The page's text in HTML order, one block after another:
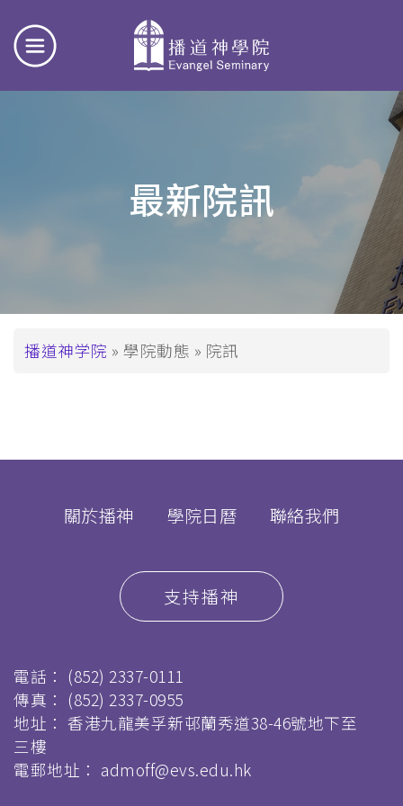
最新院訊
面
播道神学院 學院動態 院訊
關於播神 學院日曆 聯絡我們
支持播神
電話： (852) 2337-0111
傳真： (852) 2337-0955
地址： 香港九龍美孚新邨蘭秀道38-46號地下至
三樓
電郵地址： admoff@evs.edu.hk